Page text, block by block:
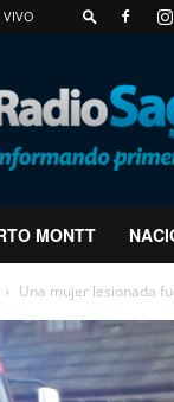
MONTT
Una mujer lesionada